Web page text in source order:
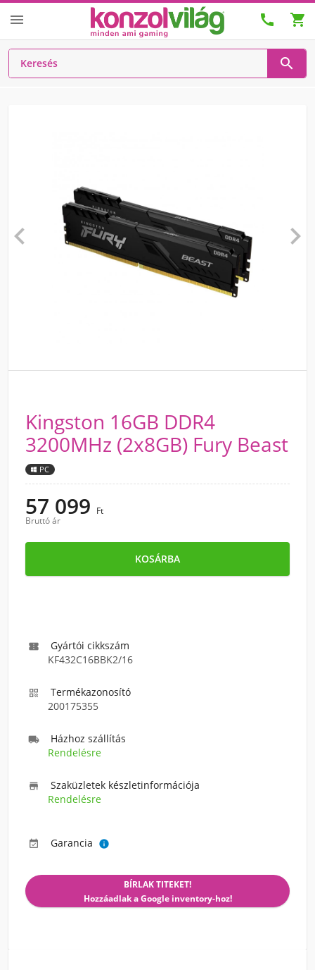
  

 
Kingston 16GB DDR4
3200MHz (2x8GB) Fury Beast
PC
57 099 Ft
Bruttó ár
KOSÁRBA

Gyártói cikkszám
KF432C16BBK2/16

Termékazonosító
200175355

Házhoz szállítás
Rendelésre

Szaküzletek készletinformációja
Rendelésre
 Garancia 
BÍRLAK TITEKET!
Hozzáadlak a Google inventory-hoz!